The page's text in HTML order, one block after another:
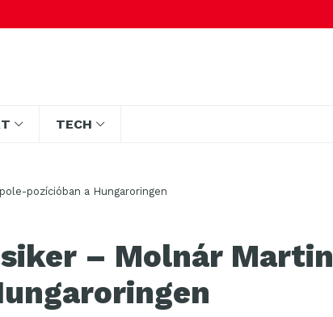
TECH
pozícióban a Hungaroringen
– Molnár Martin